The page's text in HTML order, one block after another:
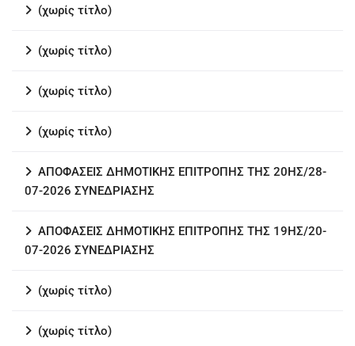
(χωρίς τίτλο)
(χωρίς τίτλο)
(χωρίς τίτλο)
(χωρίς τίτλο)
ΑΠΟΦΑΣΕΙΣ ΔΗΜΟΤΙΚΗΣ ΕΠΙΤΡΟΠΗΣ ΤΗΣ 20ΗΣ/28-
07-2026 ΣΥΝΕΔΡΙΑΣΗΣ
ΑΠΟΦΑΣΕΙΣ ΔΗΜΟΤΙΚΗΣ ΕΠΙΤΡΟΠΗΣ ΤΗΣ 19ΗΣ/20-
07-2026 ΣΥΝΕΔΡΙΑΣΗΣ
(χωρίς τίτλο)
(χωρίς τίτλο)